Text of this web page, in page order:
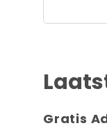
Gratis